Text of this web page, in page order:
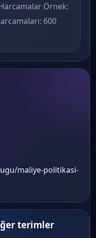
Örnek:
600
maliye-politikasi-
terimler